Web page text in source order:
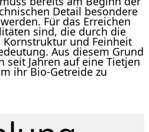
Detail besondere
Für das Erreichen
sind, die durch die
und Feinheit
Aus diesem Grund
seit Jahren auf eine Tietjen
ihr Bio-Getreide zu